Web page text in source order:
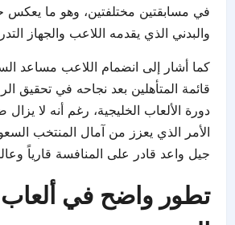
في مسابقتين مختلفتين، وهو ما يعكس
والبدني الذي يقدمه اللاعب والجهاز
كما أشار إلى انضمام اللاعب مساعد
قائمة المتأهلين بعد نجاحه في تحقيق
دورة الألعاب الخليجية، رغم أنه لا
الأمر الذي يعزز من آمال المنتخب
جيل واعد قادر على المنافسة قارياً
تطور واضح في